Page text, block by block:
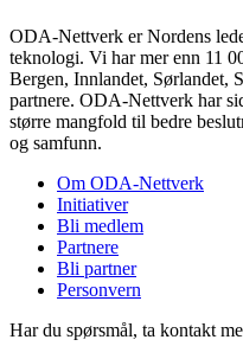
ODA-Nettverk er Nordens
teknologi. Vi har mer enn 11
Bergen, Innlandet, Sørlandet,
partnere. ODA-Nettverk har
større mangfold til bedre
og samfunn.
Om ODA-Nettverk
Initiativer
Bli medlem
Partnere
Bli partner
Personvern
Har du spørsmål, ta kontakt